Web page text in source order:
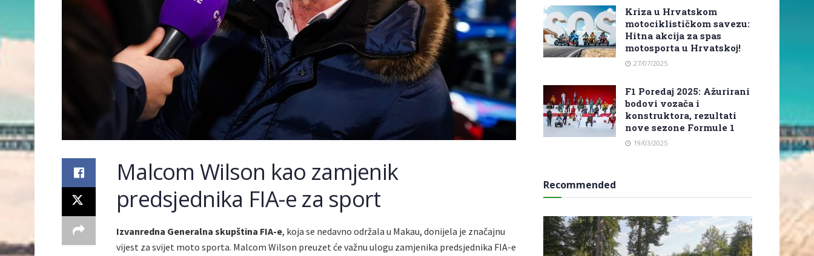
Malcom Wilson kao zamjenik
predsjednika FIA-e za sport
Izvanredna Generalna skupština FIA-e, koja se nedavno održala u Makau, donijela je značajnu
vijest za svijet moto sporta. Malcom Wilson preuzet će važnu ulogu zamjenika predsjednika FIA-e
Kriza u Hrvatskom
motociklističkom savezu:
Hitna akcija za spas
motosporta u Hrvatskoj!
27/07/2025
F1 Poredaj 2025: Ažurirani
bodovi vozača i
konstruktora, rezultati
nove sezone Formule 1
19/03/2025
Recommended